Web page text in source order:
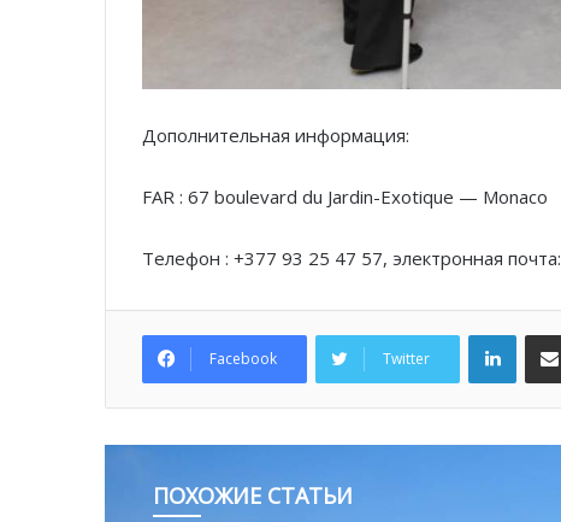
Дополнительная информация:
FAR : 67 boulevard du Jardin-Exotique — Monaco
Телефон : +377 93 25 47 57, электронная почта:
Facebook Twitter
ПОХОЖИЕ СТАТЬИ